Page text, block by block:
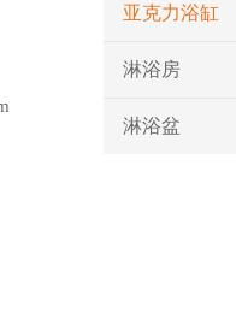
亚克力浴缸
淋浴房
淋浴盆